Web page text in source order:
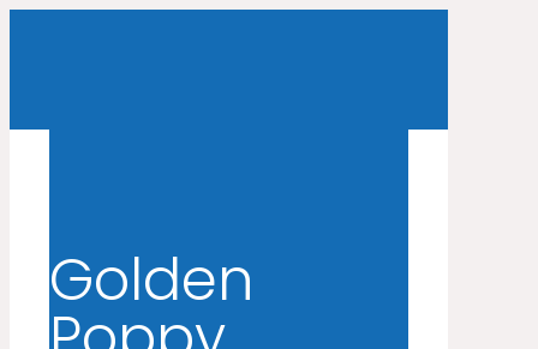
Golden